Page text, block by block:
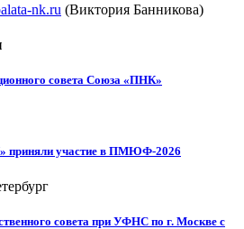
nk.ru (Виктория Банникова)
совета Союза «ПНК»
приняли участие в ПМЮФ-2026
совета при УФНС по г. Москве с